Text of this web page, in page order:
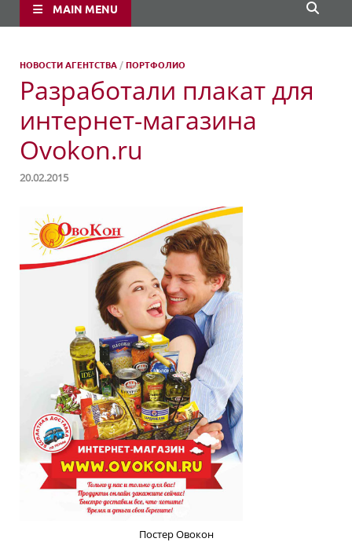
MAIN MENU
НОВОСТИ АГЕНТСТВА /ПОРТФОЛИО
Разработали плакат для
интернет-магазина
Ovokon.ru
20.02.2015
Постер Овокон